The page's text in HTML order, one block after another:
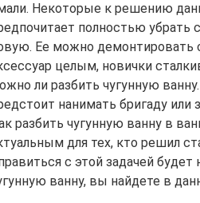
Некоторые к решению
полностью убрать
Ее можно демонтировать
целым, новички
ли разбить чугунную
нанимать бригаду или
разбить чугунную ванну в
для тех, кто решил
с этой задачей
ванну, вы найдете в